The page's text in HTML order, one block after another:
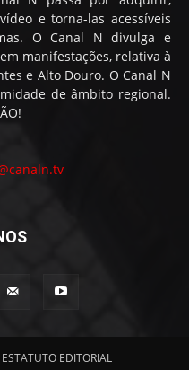
e torna-las acessíveis
O Canal N divulga e
manifestações, relativa à
e Alto Douro. O Canal N
de âmbito regional.
ESTATUTO EDITORIAL